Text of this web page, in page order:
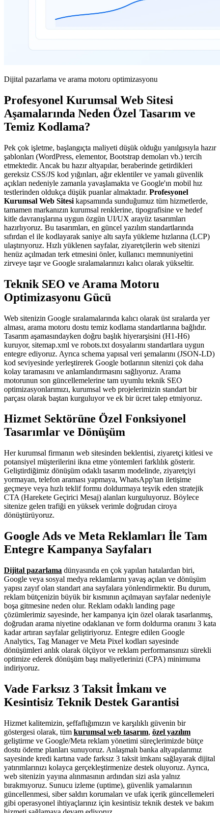
Dijital pazarlama ve arama motoru optimizasyonu
Profesyonel Kurumsal Web Sitesi
Aşamalarında Neden Özel Tasarım ve
Temiz Kodlama?
Pek çok işletme, başlangıçta maliyeti düşük olduğu yanılgısıyla hazır
şablonları (WordPress, elementor, Bootstrap demoları vb.) tercih
etmektedir. Ancak bu hazır altyapılar, beraberinde getirdikleri
gereksiz CSS/JS kod yığınları, ağır eklentiler ve yamalı güvenlik
açıkları nedeniyle zamanla yavaşlamakta ve Google'ın mobil hız
testlerinden oldukça düşük puanlar almaktadır. Profesyonel
Kurumsal Web Sitesi kapsamında sunduğumuz tüm hizmetlerde,
tamamen markanızın kurumsal renklerine, tipografisine ve hedef
kitle davranışlarına uygun özgün UI/UX arayüz tasarımları
hazırlıyoruz. Bu tasarımları, en güncel yazılım standartlarında
sıfırdan el ile kodlayarak saniye altı sayfa yükleme hızlarına (LCP)
ulaştırıyoruz. Hızlı yüklenen sayfalar, ziyaretçilerin web sitenizi
henüz açılmadan terk etmesini önler, kullanıcı memnuniyetini
zirveye taşır ve Google sıralamalarınızı kalıcı olarak yükseltir.
Teknik SEO ve Arama Motoru
Optimizasyonu Gücü
Web sitenizin Google sıralamalarında kalıcı olarak üst sıralarda yer
alması, arama motoru dostu temiz kodlama standartlarına bağlıdır.
Tasarım aşamasındayken doğru başlık hiyerarşisini (H1-H6)
kuruyor, sitemap.xml ve robots.txt dosyalarını standartlara uygun
entegre ediyoruz. Ayrıca schema yapısal veri şemalarını (JSON-LD)
kod seviyesinde yerleştirerek Google botlarının sitenizi çok daha
kolay taramasını ve anlamlandırmasını sağlıyoruz. Arama
motorunun son güncellemelerine tam uyumlu teknik SEO
optimizasyonlarımızı, kurumsal web projelerimizin standart bir
parçası olarak baştan kurguluyor ve ek bir ücret talep etmiyoruz.
Hizmet Sektörüne Özel Fonksiyonel
Tasarımlar ve Dönüşüm
Her kurumsal firmanın web sitesinden beklentisi, ziyaretçi kitlesi ve
potansiyel müşterilerini ikna etme yöntemleri farklılık gösterir.
Geliştirdiğimiz dönüşüm odaklı tasarım modelinde, ziyaretçiyi
yormayan, telefon araması yapmaya, WhatsApp'tan iletişime
geçmeye veya hızlı teklif formu doldurmaya teşvik eden stratejik
CTA (Harekete Geçirici Mesaj) alanları kurguluyoruz. Böylece
sitenize gelen trafiği en yüksek verimle doğrudan ciroya
dönüştürüyoruz.
Google Ads ve Meta Reklamları İle Tam
Entegre Kampanya Sayfaları
Dijital pazarlama dünyasında en çok yapılan hatalardan biri,
Google veya sosyal medya reklamlarını yavaş açılan ve dönüşüm
yapısı zayıf olan standart ana sayfalara yönlendirmektir. Bu durum,
reklam bütçenizin büyük bir kısmının açılmayan sayfalar nedeniyle
boşa gitmesine neden olur. Reklam odaklı landing page
çözümlerimiz sayesinde, her kampanya için özel olarak tasarlanmış,
doğrudan arama niyetine odaklanan ve form doldurma oranını 3 kata
kadar artıran sayfalar geliştiriyoruz. Entegre edilen Google
Analytics, Tag Manager ve Meta Pixel kodları sayesinde
dönüşümleri anlık olarak ölçüyor ve reklam performansınızı sürekli
optimize ederek dönüşüm başı maliyetlerinizi (CPA) minimuma
indiriyoruz.
Vade Farksız 3 Taksit İmkanı ve
Kesintisiz Teknik Destek Garantisi
Hizmet kalitemizin, şeffaflığımızın ve karşılıklı güvenin bir
göstergesi olarak, tüm kurumsal web tasarım, özel yazılım
geliştirme ve Google/Meta reklam yönetimi süreçlerimizde bütçe
dostu ödeme planları sunuyoruz. Anlaşmalı banka altyapılarımız
sayesinde kredi kartına vade farksız 3 taksit imkanı sağlayarak dijital
yatırımlarınızı kolayca gerçekleştirmenize destek oluyoruz. Ayrıca,
web sitenizin yayına alınmasının ardından sizi asla yalnız
bırakmıyoruz. Sunucu izleme (uptime), güvenlik yamalarının
güncellenmesi, siber saldırı korumaları ve ufak içerik güncellemeleri
gibi operasyonel ihtiyaçlarınız için kesintisiz teknik destek ve bakım